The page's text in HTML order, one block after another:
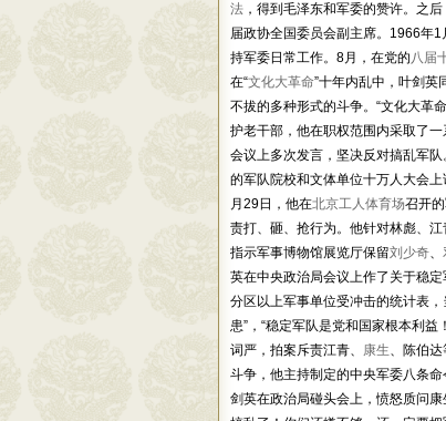
法 ，得到毛泽东和军委的赞许。之
届政协全国委员会副主席。1966年
持军委日常工作。8月，在党的八届
在“文化大革命”十年内乱中，叶剑英
不拔的多种形式的斗争。“文化大革
护老干部，他在职权范围内采取了
会议上多次发言，坚决反对搞乱军
的军队院校和文体单位十万人大会
月29日，他在北京工人体育场召开
责打、砸、抢行为。他针对林彪、
指示军事博物馆展览厅保留刘少奇、
英在中央政治局会议上作了关于稳
分区以上军事单位受冲击的统计表
患”，“稳定军队是党和国家根本利
词严，拍案斥责江青、 康生、陈伯
斗争，他主持制定的中央军委八条
剑英在政治局碰头会上，愤怒质问康